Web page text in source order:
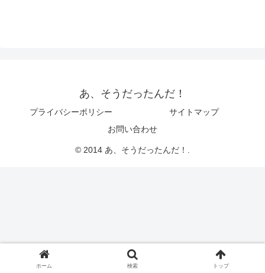
あ、そうだったんだ！
プライバシーポリシー
サイトマップ
お問い合わせ
© 2014 あ、そうだったんだ！.
ホーム 検索 トップ